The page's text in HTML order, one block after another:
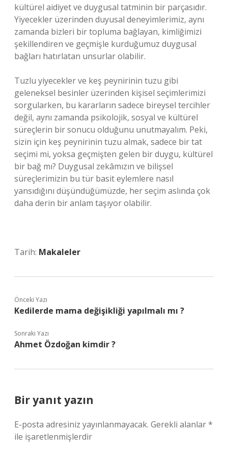
kültürel aidiyet ve duygusal tatminin bir parçasıdır.
Yiyecekler üzerinden duyusal deneyimlerimiz, aynı
zamanda bizleri bir topluma bağlayan, kimliğimizi
şekillendiren ve geçmişle kurduğumuz duygusal
bağları hatırlatan unsurlar olabilir.
Tuzlu yiyecekler ve keş peynirinin tuzu gibi
geleneksel besinler üzerinden kişisel seçimlerimizi
sorgularken, bu kararların sadece bireysel tercihler
değil, aynı zamanda psikolojik, sosyal ve kültürel
süreçlerin bir sonucu olduğunu unutmayalım. Peki,
sizin için keş peynirinin tuzu almak, sadece bir tat
seçimi mi, yoksa geçmişten gelen bir duygu, kültürel
bir bağ mı? Duygusal zekâmızın ve bilişsel
süreçlerimizin bu tür basit eylemlere nasıl
yansıdığını düşündüğümüzde, her seçim aslında çok
daha derin bir anlam taşıyor olabilir.
Tarih: Makaleler
Önceki Yazı
Kedilerde mama değişikliği yapılmalı mı ?
Sonraki Yazı
Ahmet Özdoğan kimdir ?
Bir yanıt yazın
E-posta adresiniz yayınlanmayacak. Gerekli alanlar*
ile işaretlenmişlerdir